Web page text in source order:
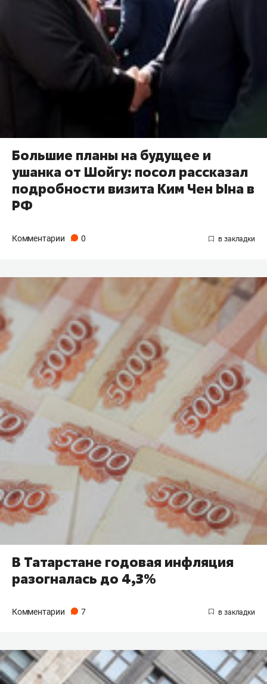
Большие планы на будущее и
ушанка от Шойгу: посол рассказал
подробности визита Ким Чен Ына в
РФ
Комментарии 0
В Татарстане годовая инфляция
разогналась до 4,3%
Комментарии 7